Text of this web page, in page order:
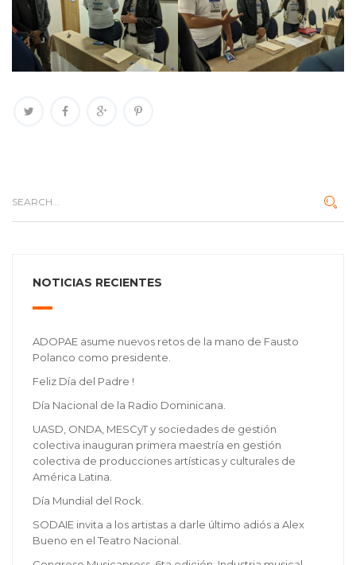
NOTICIAS RECIENTES
ADOPAE asume nuevos retos de la mano de Fausto
Polanco como presidente.
Feliz Día del Padre !
Día Nacional de la Radio Dominicana.
UASD, ONDA, MESCyT y sociedades de gestión
colectiva inauguran primera maestría en gestión
colectiva de producciones artísticas y culturales de
América Latina.
Día Mundial del Rock.
SODAIE invita a los artistas a darle último adiós a Alex
Bueno en el Teatro Nacional.